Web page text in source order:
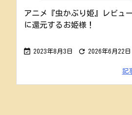
アニメ『虫かぶり姫』レビュ
に還元するお姫様！
 2023年8月3日  2026年6月22日
記